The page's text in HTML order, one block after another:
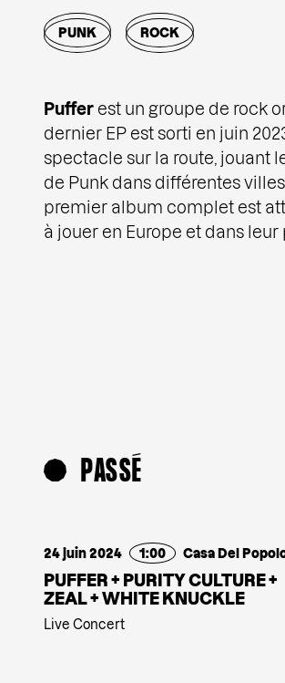
PUNK ROCK
Puffer est un groupe de rock
dernier EP est sorti en juin
spectacle sur la route, jouant
de Punk dans différentes
premier album complet est
à jouer en Europe et dans leur
PASSÉ
24 juin 2024 1:00 Casa Del
PUFFER + PURITY CULTURE +
ZEAL + WHITE KNUCKLE
Live Concert